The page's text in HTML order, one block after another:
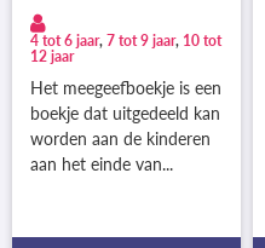
4 tot 6 jaar, 7 tot 9 jaar, 10 tot
12 jaar
Het meegeefboekje is een
boekje dat uitgedeeld kan
worden aan de kinderen
aan het einde van...